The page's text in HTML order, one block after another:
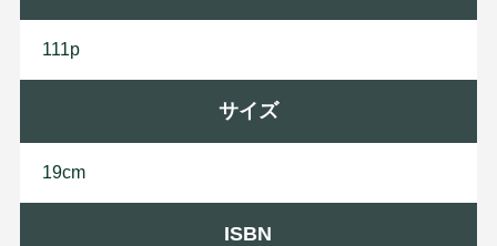
111p
サイズ
19cm
ISBN